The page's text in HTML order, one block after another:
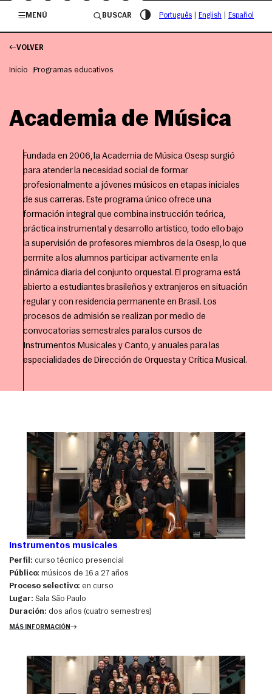
/governosp
MENÚ
BUSCAR Português English Español
VOLVER
Inicio Programas educativos
Academia de Música
Fundada en 2006, la Academia de Música Osesp surgió
para atender la necesidad social de formar
profesionalmente a jóvenes músicos en etapas iniciales
de sus carreras. Este programa único ofrece una
formación integral que combina instrucción teórica,
práctica instrumental y desarrollo artístico, todo ello bajo
la supervisión de profesores miembros de la Osesp, lo que
permite a los alumnos participar activamente en la
dinámica diaria del conjunto orquestal. El programa está
abierto a estudiantes brasileños y extranjeros en situación
regular y con residencia permanente en Brasil. Los
procesos de admisión se realizan por medio de
convocatorias semestrales para los cursos de
Instrumentos Musicales y Canto, y anuales para las
especialidades de Dirección de Orquesta y Crítica Musical.
Instrumentos musicales
Perfil: curso técnico presencial
Público: músicos de 16 a 27 años
Proceso selectivo: en curso
Lugar: Sala São Paulo
Duración: dos años (cuatro semestres)
MÁS INFORMACIÓN